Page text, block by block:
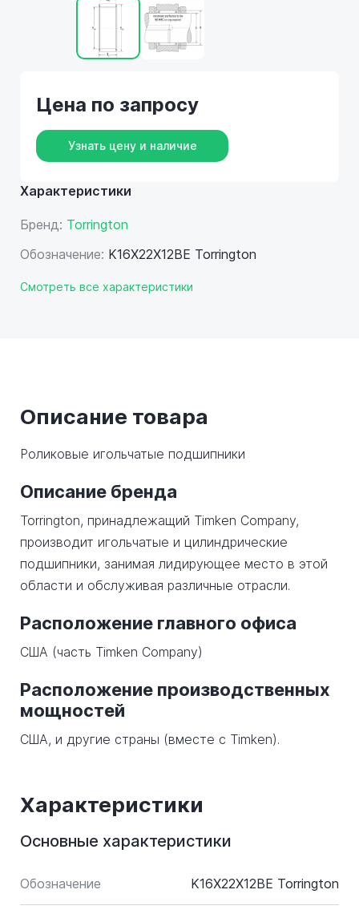
Характеристики
Бренд: Torrington
Обозначение: K16X22X12BE Torrington
Смотреть все характеристики
Цена по запросу
Узнать цену и наличие
Описание товара
Роликовые игольчатые подшипники
Описание бренда
Torrington, принадлежащий Timken Company,
производит игольчатые и цилиндрические
подшипники, занимая лидирующее место в этой
области и обслуживая различные отрасли.
Расположение главного офиса
США (часть Timken Company)
Расположение производственных
мощностей
США, и другие страны (вместе с Timken).
Характеристики
Основные характеристики
Обозначение K16X22X12BE Torrington